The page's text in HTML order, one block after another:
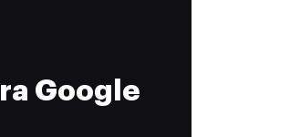
Google